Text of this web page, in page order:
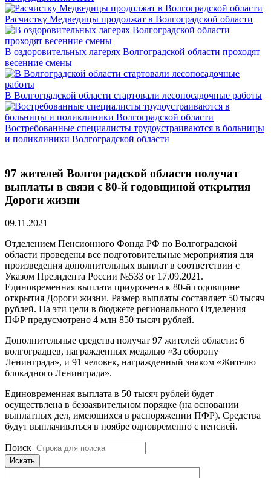
Расчистку Медведицы продолжат в Волгоградской области
В оздоровительных лагерях Волгоградской области проходят
весенние смены
В Волгоградской области стартовали лесопосадочные работы
Востребованные специалисты трудоустраиваются в больницы
и поликлиники Волгоградской области
97 жителей Волгоградской области получат
выплаты в связи с 80-й годовщиной открытия
Дороги жизни
09.11.2021
Отделением Пенсионного Фонда РФ по Волгоградской
области проведены все подготовительные мероприятия для
произведения дополнительных выплат в соответствии с
Указом Президента России №533 от 17.09.2021.
Единовременная выплата приурочена к 80-й годовщине
открытия Дороги жизни. Размер выплаты составляет 50 тысяч
рублей. На эти цели в бюджете регионального Отделения
ПФР предусмотрено 4 млн 850 тысяч рублей.
Дополнительные средства получат 97 жителей области: 6
волгоградцев, награжденных медалью «За оборону
Ленинграда», и 91 человек, награжденный знаком «Жителю
блокадного Ленинграда».
Единовременная выплата в 50 тысяч рублей будет
осуществлена в беззаявительном порядке (на основании
выплатных дел, имеющихся в распоряжении ПФР). Средства
будут выплачиваться в ноябре одновременно с пенсией.
Поиск
Искать